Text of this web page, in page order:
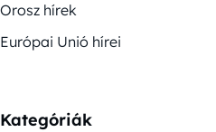
Orosz hírek
Európai Unió hírei
Kategóriák